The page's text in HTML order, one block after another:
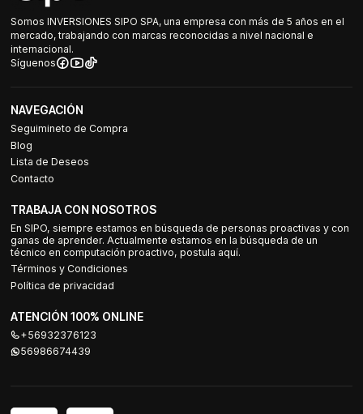
Somos INVERSIONES SIPO SPA, una empresa con más de 5 años en el
mercado, trabajando con marcas reconocidas a nivel nacional e
internacional.
Síguenos
NAVEGACIÓN
Seguimineto de Compra
Blog
Lista de Deseos
Contacto
TRABAJA CON NOSOTROS
En SIPO, siempre estamos en búsqueda de personas proactivas y con
ganas de aprender. Actualmente estamos en la búsqueda de un
técnico en computación proactivo, postula aquí.
Términos y Condiciones
Política de privacidad
ATENCIÓN 100% ONLINE
+56932376123
56986674439